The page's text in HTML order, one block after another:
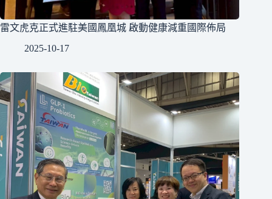
雷文虎克正式進駐美國鳳凰城 啟動健康減重國際佈局
2025-10-17